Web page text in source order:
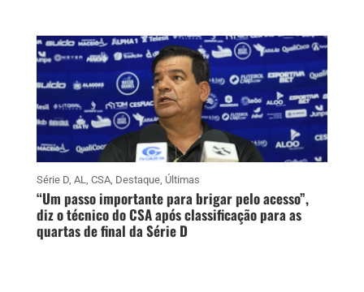
Série D, AL, CSA, Destaque, Últimas
“Um passo importante para brigar pelo acesso”,
diz o técnico do CSA após classificação para as
quartas de final da Série D